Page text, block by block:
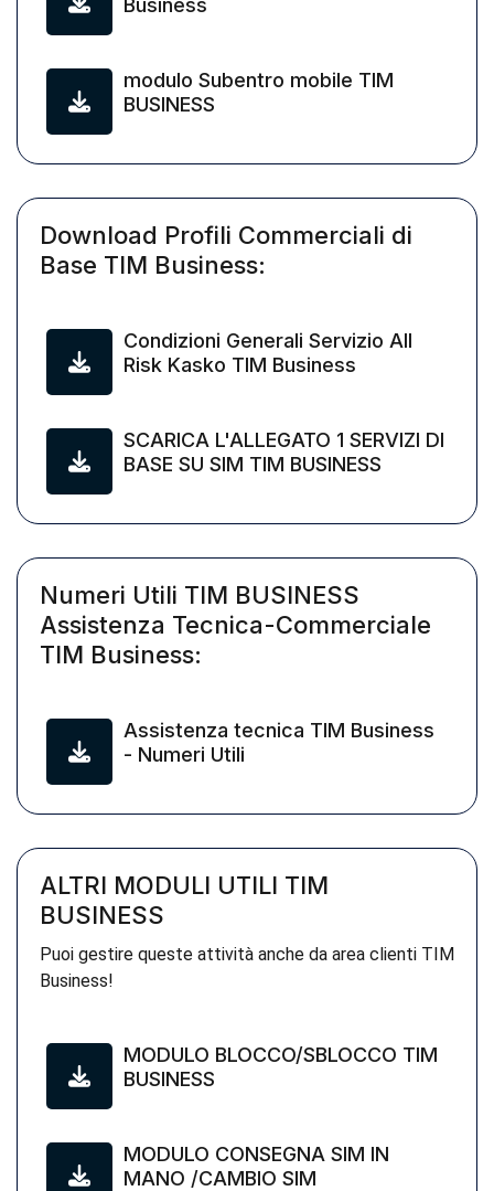
Business
modulo Subentro mobile TIM
BUSINESS
Download Profili Commerciali di
Base TIM Business:
Condizioni Generali Servizio All
Risk Kasko TIM Business
SCARICA L'ALLEGATO 1 SERVIZI DI
BASE SU SIM TIM BUSINESS
Numeri Utili TIM BUSINESS
Assistenza Tecnica-Commerciale
TIM Business:
Assistenza tecnica TIM Business
- Numeri Utili
ALTRI MODULI UTILI TIM
BUSINESS
Puoi gestire queste attività anche da area clienti TIM
Business!
MODULO BLOCCO/SBLOCCO TIM
BUSINESS
MODULO CONSEGNA SIM IN
MANO /CAMBIO SIM